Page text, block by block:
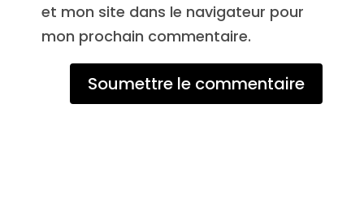
et mon site dans le navigateur pour
mon prochain commentaire.
Soumettre le commentaire